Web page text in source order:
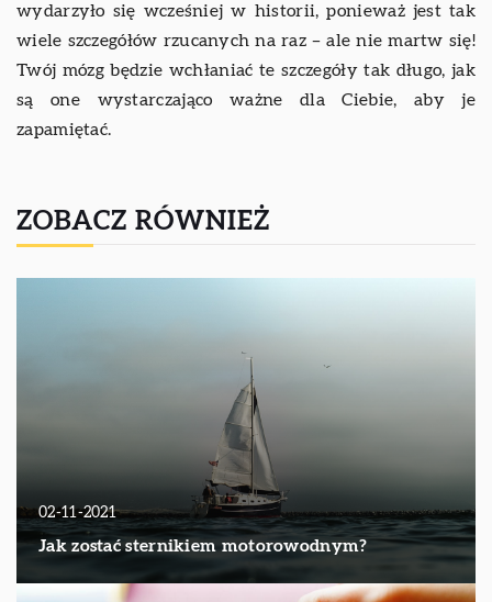
wydarzyło się wcześniej w historii, ponieważ jest tak
wiele szczegółów rzucanych na raz – ale nie martw się!
Twój mózg będzie wchłaniać te szczegóły tak długo, jak
są one wystarczająco ważne dla Ciebie, aby je
zapamiętać.
ZOBACZ RÓWNIEŻ
02-11-2021
Jak zostać sternikiem motorowodnym?